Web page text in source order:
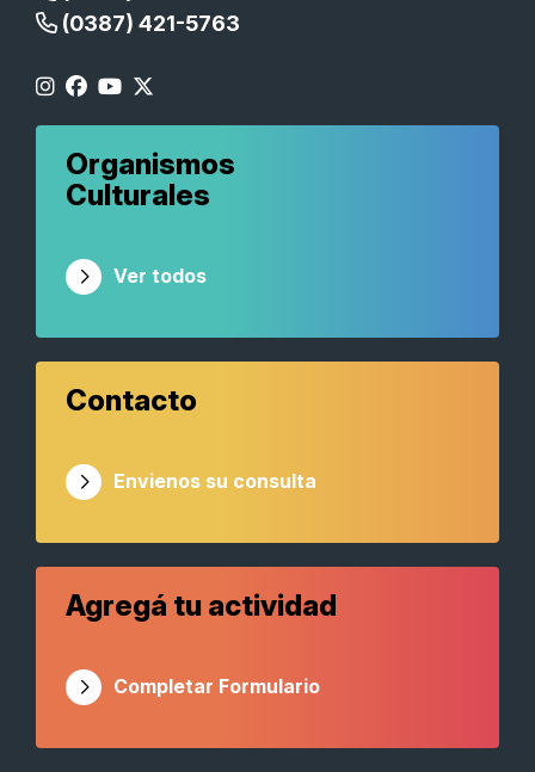
(0387) 421-5763
Organismos
Culturales
Ver todos
Contacto
Envienos su consulta
Agregá tu actividad
Completar Formulario